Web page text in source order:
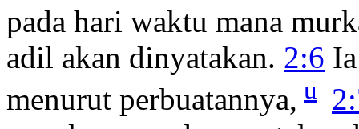
pada hari waktu mana
adil akan dinyatakan. 2:6
menurut perbuatannya, u